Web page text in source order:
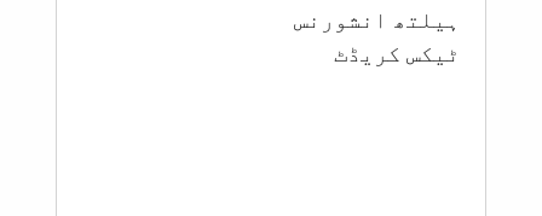
‏ہیلتھ انشورنس
ٹیکس کریڈٹ